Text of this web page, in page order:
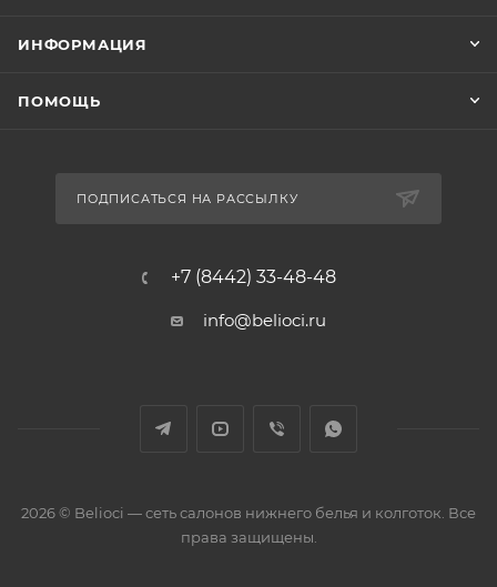
ИНФОРМАЦИЯ
ПОМОЩЬ
ПОДПИСАТЬСЯ НА РАССЫЛКУ
+7 (8442) 33-48-48
info@belioci.ru
2026 © Belioci — сеть салонов нижнего белья и колготок. Все
права защищены.